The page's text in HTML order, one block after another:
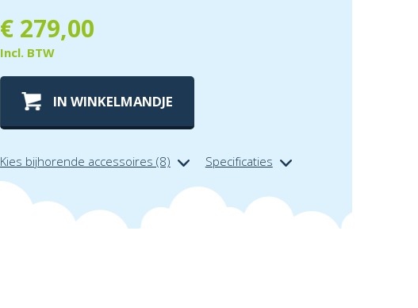
€ 279,00
Incl. BTW
IN WINKELMANDJE
Kies bijhorende accessoires (8) Specificaties